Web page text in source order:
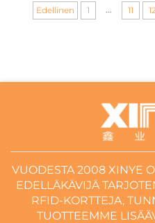
Edellinen 1 11 12
VUODESTA 2008 XINYE
EDELLÄKÄVIJÄ
RFID-KORTTEJA,
TUOTTEEMME